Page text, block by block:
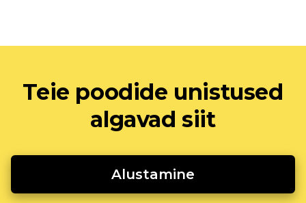
Teie poodide unistused
algavad siit
Alustamine